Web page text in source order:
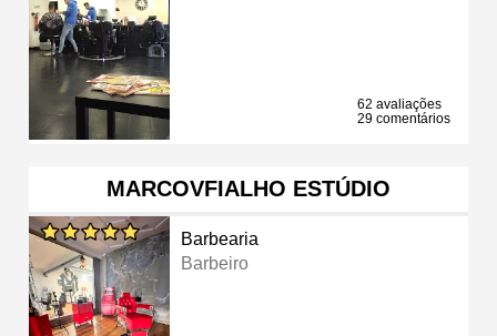
62 avaliações
29 comentários
MARCOVFIALHO ESTÚDIO
Barbearia
Barbeiro